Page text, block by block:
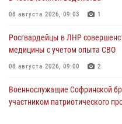
08 августа 2026, 09:03 1
Росгвардейцы в ЛНР
медицины с учетом опыта СВО
08 августа 2026, 09:00 2
Военнослужащие Софринской
участником патриотического